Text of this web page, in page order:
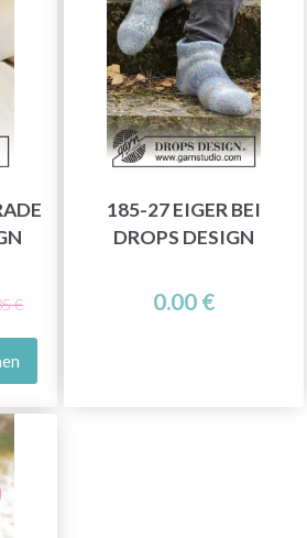
€
185-27 EIGER BEI
DROPS DESIGN
0.00 €